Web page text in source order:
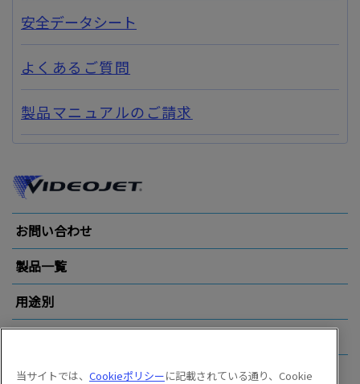
安全データシート
よくあるご質問
製品マニュアルのご請求
お問い合わせ
製品一覧
用途別
その他のリンク
当サイトでは、 Cookieポリシーに記載されている通り、Cookie